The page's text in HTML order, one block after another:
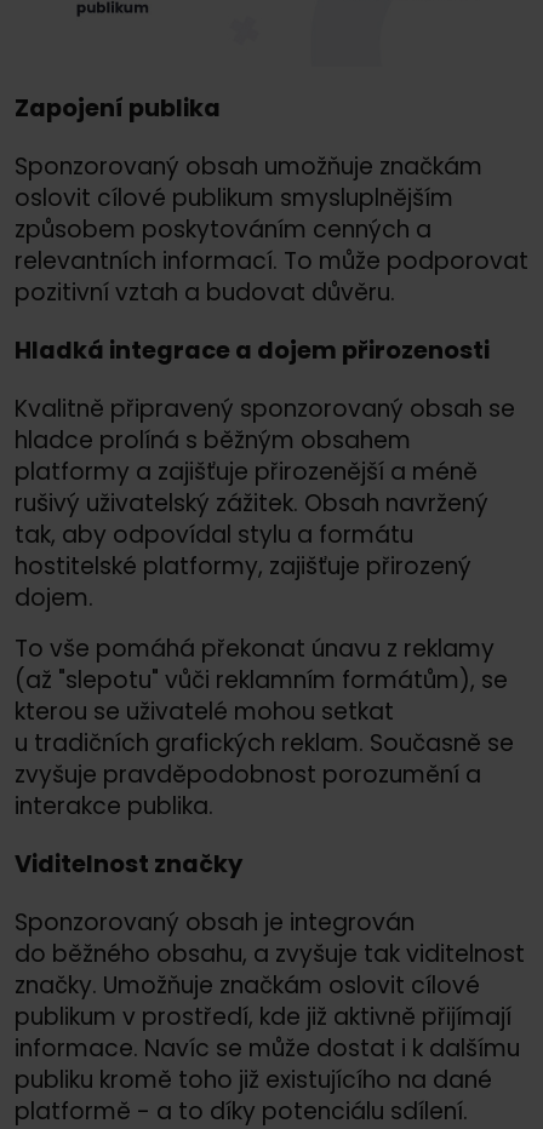
Zapojení publika
Sponzorovaný obsah umožňuje značkám
oslovit cílové publikum smysluplnějším
způsobem poskytováním cenných a
relevantních informací. To může podporovat
pozitivní vztah a budovat důvěru.
Hladká integrace a dojem přirozenosti
Kvalitně připravený sponzorovaný obsah se
hladce prolíná s běžným obsahem
platformy a zajišťuje přirozenější a méně
rušivý uživatelský zážitek. Obsah navržený
tak, aby odpovídal stylu a formátu
hostitelské platformy, zajišťuje přirozený
dojem.
To vše pomáhá překonat únavu z reklamy
(až "slepotu" vůči reklamním formátům), se
kterou se uživatelé mohou setkat
u tradičních grafických reklam. Současně se
zvyšuje pravděpodobnost porozumění a
interakce publika.
Viditelnost značky
Sponzorovaný obsah je integrován
do běžného obsahu, a zvyšuje tak viditelnost
značky. Umožňuje značkám oslovit cílové
publikum v prostředí, kde již aktivně přijímají
informace. Navíc se může dostat i k dalšímu
publiku kromě toho již existujícího na dané
platformě - a to díky potenciálu sdílení.